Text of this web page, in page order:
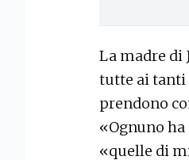
La madre di
tutte ai tanti
prendono
«Ognuno
«quelle di